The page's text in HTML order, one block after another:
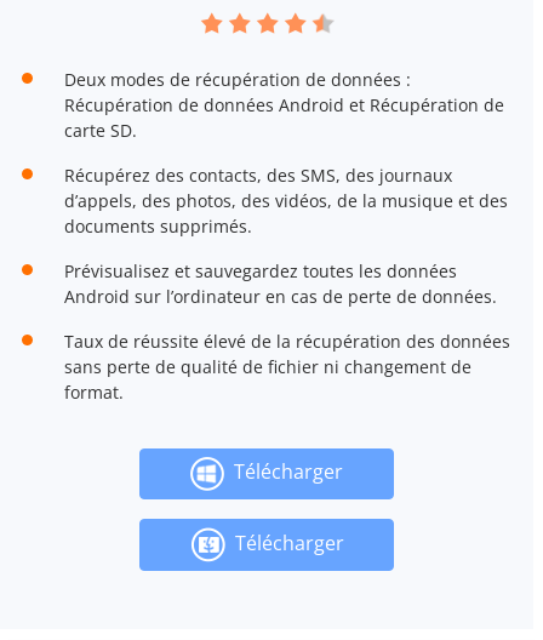
Deux modes de récupération de données :
Récupération de données Android et Récupération de
carte SD.
Récupérez des contacts, des SMS, des journaux
d’appels, des photos, des vidéos, de la musique et des
documents supprimés.
Prévisualisez et sauvegardez toutes les données
Android sur l’ordinateur en cas de perte de données.
Taux de réussite élevé de la récupération des données
sans perte de qualité de fichier ni changement de
format.
Télécharger
Télécharger